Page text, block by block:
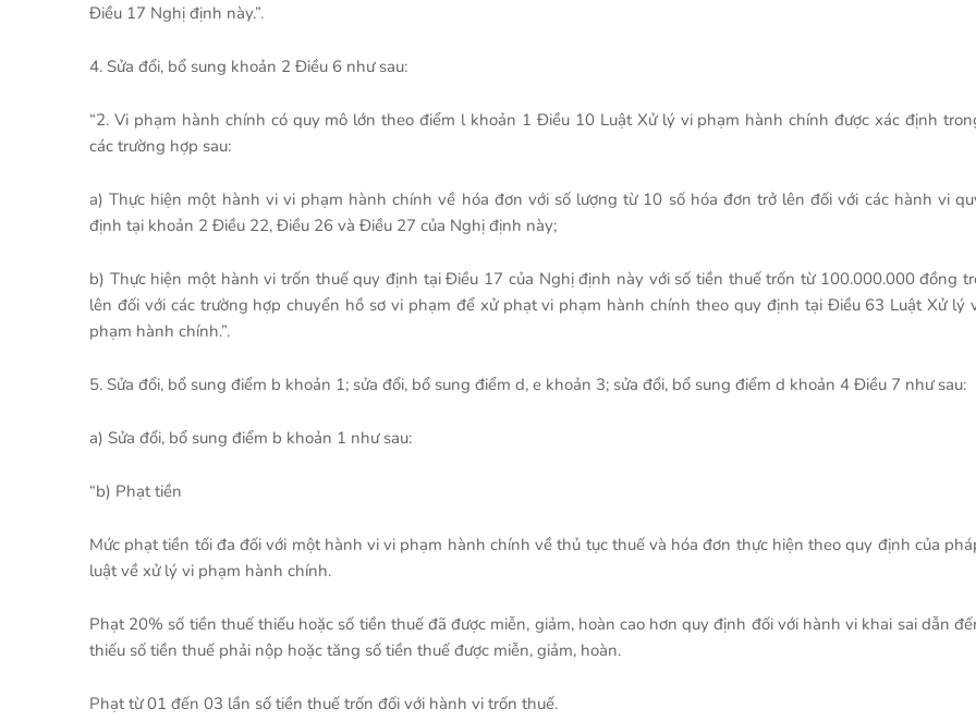
Điều 17 Nghị định này.”.
4. Sửa đổi, bổ sung khoản 2 Điều 6 như sau:
“2. Vi phạm hành chính có quy mô lớn theo điểm l khoản 1 Điều 10 Luật Xử lý vi phạm hành chính được xác định
các trường hợp sau:
a) Thực hiện một hành vi vi phạm hành chính về hóa đơn với số lượng từ 10 số hóa đơn trở lên đối với các hành vi
định tại khoản 2 Điều 22, Điều 26 và Điều 27 của Nghị định này;
b) Thực hiện một hành vi trốn thuế quy định tại Điều 17 của Nghị định này với số tiền thuế trốn từ 100.000.000 đồng
lên đối với các trường hợp chuyển hồ sơ vi phạm để xử phạt vi phạm hành chính theo quy định tại Điều 63 Luật Xử lý
phạm hành chính.”.
5. Sửa đổi, bổ sung điểm b khoản 1; sửa đổi, bổ sung điểm d, e khoản 3; sửa đổi, bổ sung điểm d khoản 4 Điều 7 như sau:
a) Sửa đổi, bổ sung điểm b khoản 1 như sau:
“b) Phạt tiền
Mức phạt tiền tối đa đối với một hành vi vi phạm hành chính về thủ tục thuế và hóa đơn thực hiện theo quy định của
luật về xử lý vi phạm hành chính.
Phạt 20% số tiền thuế thiếu hoặc số tiền thuế đã được miễn, giảm, hoàn cao hơn quy định đối với hành vi khai sai dẫn
thiếu số tiền thuế phải nộp hoặc tăng số tiền thuế được miễn, giảm, hoàn.
Phạt từ 01 đến 03 lần số tiền thuế trốn đối với hành vi trốn thuế.